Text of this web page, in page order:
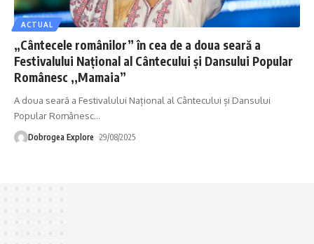
ACTUAL
„Cântecele românilor” în cea de a doua seară a
Festivalului Național al Cântecului și Dansului Popular
Românesc ,,Mamaia”
A doua seară a Festivalului Național al Cântecului și Dansului
Popular Românesc…
Dobrogea Explore 29/08/2025